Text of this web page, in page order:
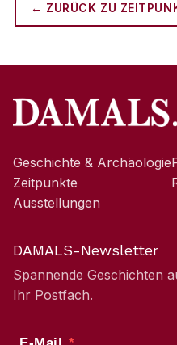
← ZURÜCK ZU
Geschichte & Archäologie
Zeitpunkte
Ausstellungen
DAMALS-Newsletter
Spannende Geschichten
Ihr Postfach.